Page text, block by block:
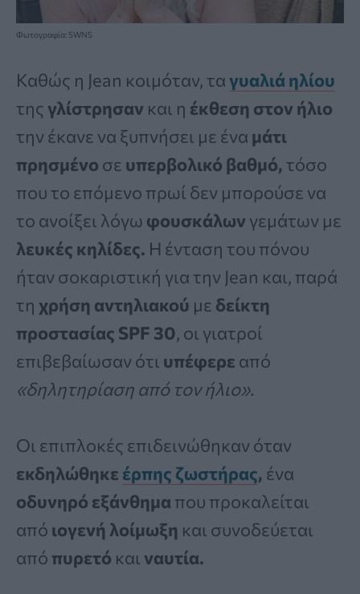
Φωτογραφία: SWNS
Καθώς η Jean κοιμόταν, ταγυαλιά ηλίου
τηςγλίστρησαν και η έκθεση στον ήλιο
την έκανε να ξυπνήσει με ένα μάτι
πρησμένο σε υπερβολικό βαθμό, τόσο
που το επόμενο πρωί δεν μπορούσε να
το ανοίξει λόγω φουσκάλων γεμάτων με
λευκές κηλίδες. Η ένταση του πόνου
ήταν σοκαριστική για την Jean και, παρά
τη χρήση αντηλιακού με δείκτη
προστασίας SPF 30, οι γιατροί
επιβεβαίωσαν ότι υπέφερε από
«δηλητηρίαση από τον ήλιο».
Οι επιπλοκές επιδεινώθηκαν όταν
εκδηλώθηκε έρπης ζωστήρας, ένα
οδυνηρό εξάνθημα που προκαλείται
από ιογενή λοίμωξη και συνοδεύεται
από πυρετό και ναυτία.